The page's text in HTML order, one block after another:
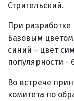
Стригельский.
При
Базовым
синий - цвет
популярности -
Во встрече
комитета по